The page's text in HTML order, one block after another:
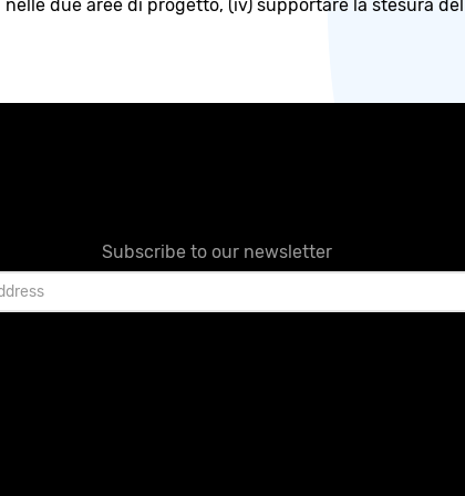
nelle due aree di progetto, (iv) supportare la stesura
Subscribe to our newsletter